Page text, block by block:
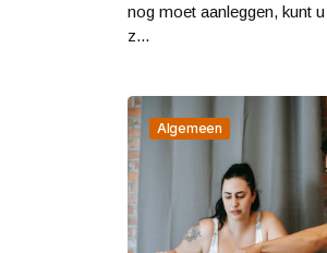
nog moet aanleggen, kunt
z...
Algemeen